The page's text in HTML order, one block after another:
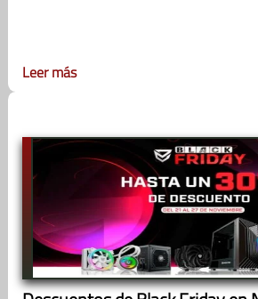
Leer más